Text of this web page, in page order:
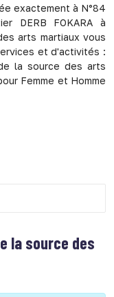
exactement à N°84
DERB FOKARA à
arts martiaux vous
et d'activités :
la source des arts
Femme et Homme
la source des